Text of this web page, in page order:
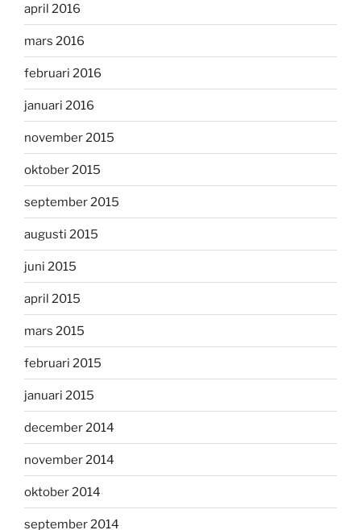
april 2016
mars 2016
februari 2016
januari 2016
november 2015
oktober 2015
september 2015
augusti 2015
juni 2015
april 2015
mars 2015
februari 2015
januari 2015
december 2014
november 2014
oktober 2014
september 2014